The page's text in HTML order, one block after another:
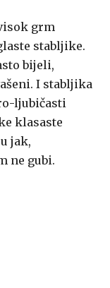
grm
stabljike.
bijeli,
I stabljika
ljubičasti
klasaste
jak,
ne gubi.